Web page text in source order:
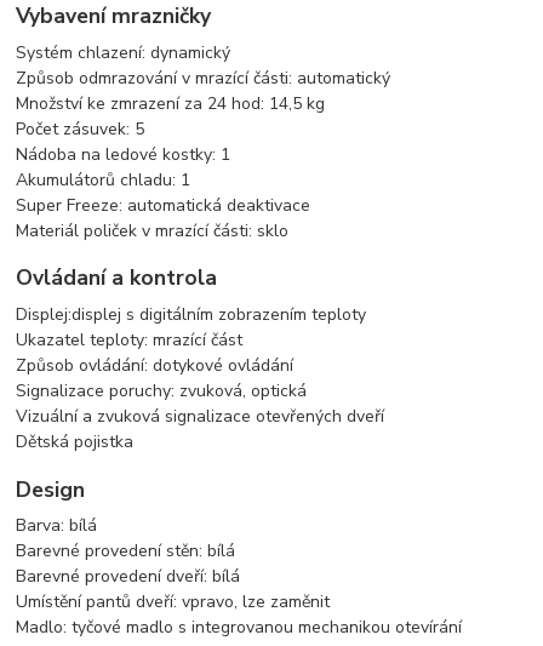
Vybavení mrazničky
Systém chlazení: dynamický
Způsob odmrazování v mrazící části: automatický
Množství ke zmrazení za 24 hod: 14,5 kg
Počet zásuvek: 5
Nádoba na ledové kostky: 1
Akumulátorů chladu: 1
Super Freeze: automatická deaktivace
Materiál poliček v mrazící části: sklo
Ovládaní a kontrola
Displej:displej s digitálním zobrazením teploty
Ukazatel teploty: mrazící část
Způsob ovládání: dotykové ovládání
Signalizace poruchy: zvuková, optická
Vizuální a zvuková signalizace otevřených dveří
Dětská pojistka
Design
Barva: bílá
Barevné provedení stěn: bílá
Barevné provedení dveří: bílá
Umístění pantů dveří: vpravo, lze zaměnit
Madlo: tyčové madlo s integrovanou mechanikou otevírání